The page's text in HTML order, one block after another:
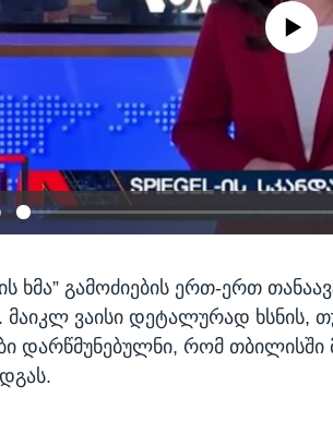
No media source
ხმა” გამოძიების ერთ-ერთ
მაიკლ ვაისი დეტალურად ხსნის,
დარწმუნებულნი, რომ თბილისში